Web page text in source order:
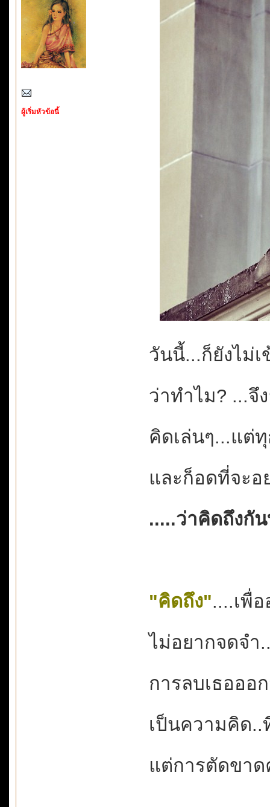
ผู้เริ่มหัวข้อนี้
วันนี้...ก็ยังไม่เ
ว่าทำไม? ...จึ
คิดเล่นๆ...แต่
และก็อดที่จะอ
.....ว่าคิดถึงกั
"คิดถึง"....เพื่
ไม่อยากจดจำ
การลบเธอออ
เป็นความคิด
แต่การตัดขา